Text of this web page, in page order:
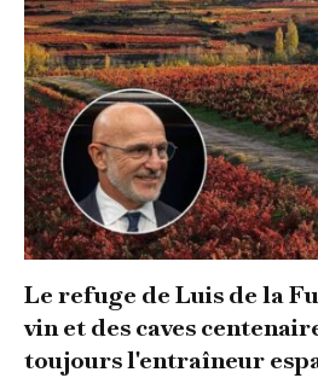
Le refuge de Luis de la
vin et des caves
toujours l'entraîneur